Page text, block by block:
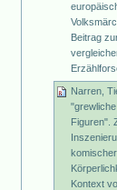
Beitrag
Narren,
"grewliche
Figuren".
komischer
Kontext